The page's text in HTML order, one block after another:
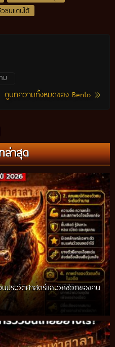
ชนแดนใต้
ม
ดูบทความทั้งหมดของ Bento
ล่าสุด
นประวัติศาสตร์และวิถีชีวิตของคน